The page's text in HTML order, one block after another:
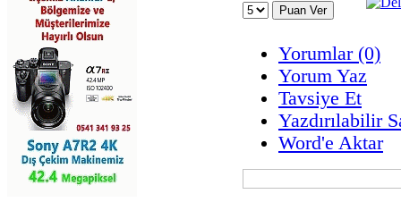
Yorumlar (0)
Yorum Yaz
Tavsiye Et
Yazdırılabilir
Word'e Aktar